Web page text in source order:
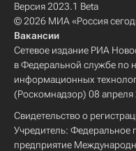
Версия 2023.1 Beta
© 2026 МИА «Россия
Вакансии
Сетевое издание РИА
в Федеральной службе по
информационных
(Роскомнадзор) 08 апреля
Свидетельство о
Учредитель: Федеральное
предприятие